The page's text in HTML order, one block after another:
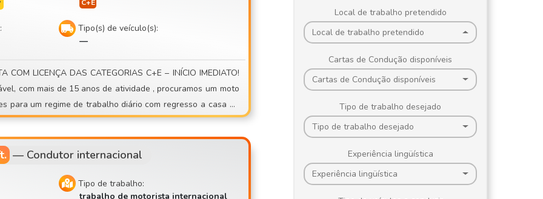
Tipo(s) de veículo(s):
—
ou
— Condutor internacional
Tipo de trabalho:
trabalho de motorista internacional
Local de trabalho pretendido
Local de trabalho pretendido
Cartas de Condução disponíveis
Cartas de Condução disponíveis
Tipo de trabalho desejado
Tipo de trabalho desejado
Experiência lingüística
Experiência lingüística